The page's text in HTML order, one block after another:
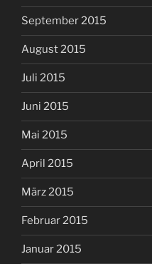
September 2015
August 2015
Juli 2015
Juni 2015
Mai 2015
April 2015
März 2015
Februar 2015
Januar 2015